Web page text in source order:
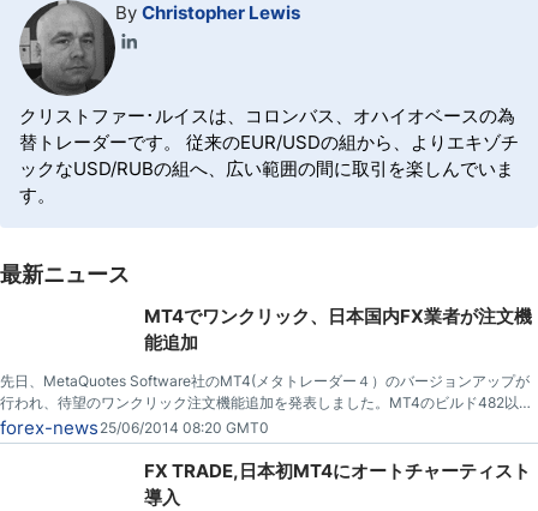
By Christopher Lewis
クリストファー･ルイスは、コロンバス、オハイオベースの為
替トレーダーです。 従来のEUR/USDの組から、よりエキゾチ
ックなUSD/RUBの組へ、広い範囲の間に取引を楽しんでいま
す。
最新ニュース
MT4でワンクリック、日本国内FX業者が注文機
能追加
先日、MetaQuotes Software社のMT4(メタトレーダー４）のバージョンアップが
行われ、待望のワンクリック注文機能追加を発表しました。MT4のビルド482以降
で利用可能とのこと。
forex-news 25/06/2014 08:20 GMT0
FX TRADE,日本初MT4にオートチャーティスト
導入